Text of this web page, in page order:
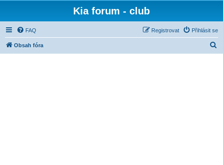
Kia forum - club
FAQ Přihlásit se
Registrovat
Obsah fóra